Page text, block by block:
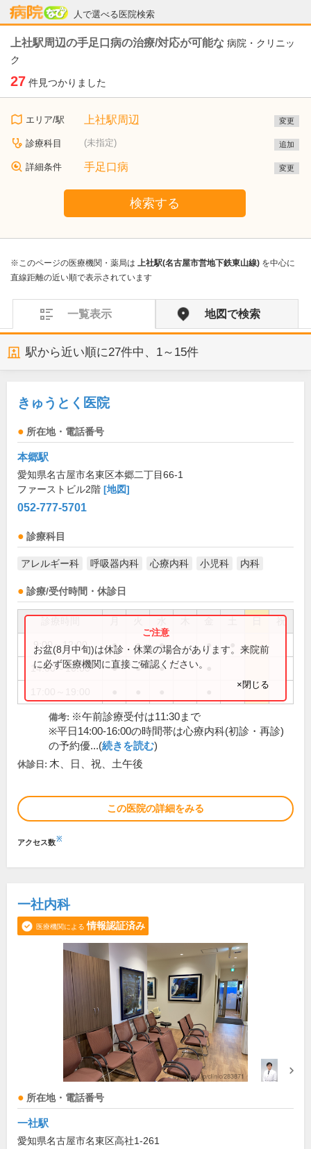
人で選べる医院検索
病院なび
上社駅周辺の手足口病の治療/対応が可能な 病院・クリニッ
ク
27 件見つかりました
エリア/駅 上社駅周辺 変更
診療科目 (未指定) 追加
詳細条件 手足口病 変更
検索する
※このページの医療機関・薬局は 上社駅(名古屋市営地下鉄東山線) を中心に
直線距離の近い順で表示されています
一覧表示 地図で検索
駅から近い順に27件中、 1～15件
きゅうとく医院
所在地・電話番号
本郷駅
愛知県名古屋市名東区本郷二丁目66-1
ファーストビル2階 [地図]
052-777-5701
診療科目
アレルギー科 呼吸器内科 心療内科 小児科 内科
診療/受付時間・休診日
祝
9:00～12:00 ● ● ● ●
14:00～16:00 ● ● ●
お盆(8月中旬)は休診・休業の場合があります。来院前
に必ず医療機関に直接ご確認ください。
×閉じる
備考: ※午前診療受付は11:30まで
※平日14:00-16:00の時間帯は心療内科(初診・再診)
の予約優...(続きを読む)
休診日: 木、日、祝、土午後
この医院の詳細をみる
アクセス数※
一社内科
医療機関による 情報認証済み
所在地・電話番号
一社駅
愛知県名古屋市名東区高社1-261